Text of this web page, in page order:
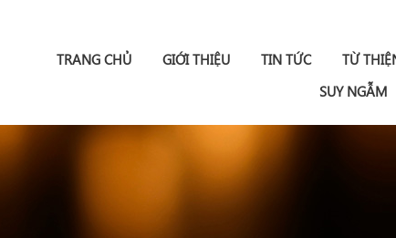
TRANG CHỦ GIỚI THIỆU TIN TỨC TỪ
SUY NGẪM